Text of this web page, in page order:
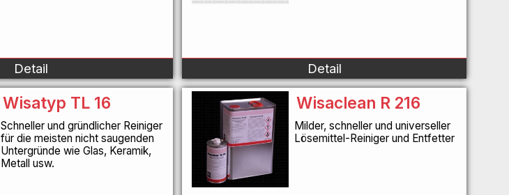
Detail Detail
Wisatyp TL 16
Schneller und gründlicher Reiniger
für die meisten nicht saugenden
Untergründe wie Glas, Keramik,
Metall usw.
Wisaclean R 216
Milder, schneller und universeller
Lösemittel-Reiniger und Entfetter